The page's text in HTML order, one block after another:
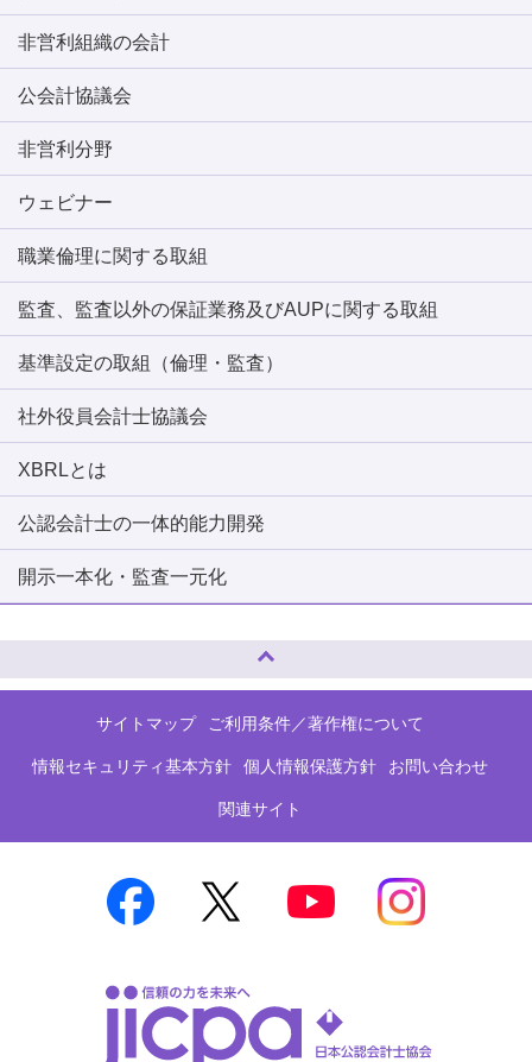
非営利組織の会計
公会計協議会
非営利分野
ウェビナー
職業倫理に関する取組
監査、監査以外の保証業務及びAUPに関する取組
基準設定の取組（倫理・監査）
社外役員会計士協議会
XBRLとは
公認会計士の一体的能力開発
開示一本化・監査一元化
サイトマップ ご利用条件／著作権について
情報セキュリティ基本方針 個人情報保護方針 お問い合わせ
関連サイト